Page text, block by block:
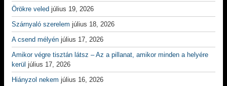
Örökre veled július 19, 2026
Szárnyaló szerelem július 18, 2026
A csend mélyén július 17, 2026
Amikor végre tisztán látsz – Az a pillanat, amikor minden a helyére
kerül július 17, 2026
Hiányzol nekem július 16, 2026